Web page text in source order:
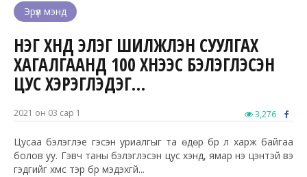
Эрүүл мэнд
НЭГ ХҮНД ЭЛЭГ ШИЛЖҮҮЛЭН СУУЛГАХ
ХАГАЛГААНД 100 ХҮНЭЭС БЭЛЭГЛЭСЭН
ЦУС ХЭРЭГЛЭДЭГ…
2021 он 03 сар 1 3,276
Цусаа бэлэглэе гэсэн уриалгыг та өдөр бүр л харж байгаа
болов уу. Гэвч таны бэлэглэсэн цус хэнд, ямар үнэ цэнтэй вэ
гэдгийг хүмүүс тэр бүр мэдэхгүй...